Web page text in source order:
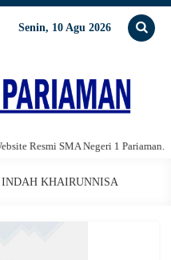
Senin, 10 Agu 2026
Resmi SMA Negeri 1 Pariaman.
KHAIRUNNISA